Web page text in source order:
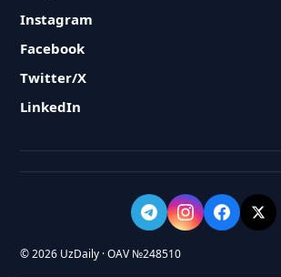
Instagram
Facebook
Twitter/X
LinkedIn
© 2026 UzDaily · OAV №248510